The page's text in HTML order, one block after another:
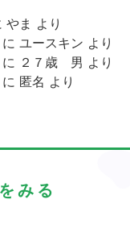
やま より
に ユースキン より
に ２７歳 男 より
に 匿名 より
みる